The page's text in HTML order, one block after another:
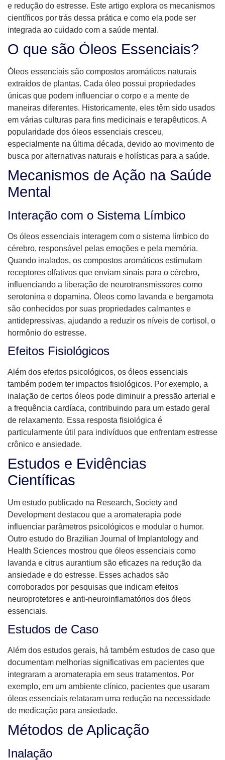
e redução do estresse. Este artigo explora os mecanismos
científicos por trás dessa prática e como ela pode ser
integrada ao cuidado com a saúde mental.
O que são Óleos Essenciais?
Óleos essenciais são compostos aromáticos naturais
extraídos de plantas. Cada óleo possui propriedades
únicas que podem influenciar o corpo e a mente de
maneiras diferentes. Historicamente, eles têm sido usados
em várias culturas para fins medicinais e terapêuticos. A
popularidade dos óleos essenciais cresceu,
especialmente na última década, devido ao movimento de
busca por alternativas naturais e holísticas para a saúde.
Mecanismos de Ação na Saúde
Mental
Interação com o Sistema Límbico
Os óleos essenciais interagem com o sistema límbico do
cérebro, responsável pelas emoções e pela memória.
Quando inalados, os compostos aromáticos estimulam
receptores olfativos que enviam sinais para o cérebro,
influenciando a liberação de neurotransmissores como
serotonina e dopamina. Óleos como lavanda e bergamota
são conhecidos por suas propriedades calmantes e
antidepressivas, ajudando a reduzir os níveis de cortisol, o
hormônio do estresse.
Efeitos Fisiológicos
Além dos efeitos psicológicos, os óleos essenciais
também podem ter impactos fisiológicos. Por exemplo, a
inalação de certos óleos pode diminuir a pressão arterial e
a frequência cardíaca, contribuindo para um estado geral
de relaxamento. Essa resposta fisiológica é
particularmente útil para indivíduos que enfrentam estresse
crônico e ansiedade.
Estudos e Evidências
Científicas
Um estudo publicado na Research, Society and
Development destacou que a aromaterapia pode
influenciar parâmetros psicológicos e modular o humor.
Outro estudo do Brazilian Journal of Implantology and
Health Sciences mostrou que óleos essenciais como
lavanda e citrus aurantium são eficazes na redução da
ansiedade e do estresse. Esses achados são
corroborados por pesquisas que indicam efeitos
neuroprotetores e anti-neuroinflamatórios dos óleos
essenciais.
Estudos de Caso
Além dos estudos gerais, há também estudos de caso que
documentam melhorias significativas em pacientes que
integraram a aromaterapia em seus tratamentos. Por
exemplo, em um ambiente clínico, pacientes que usaram
óleos essenciais relataram uma redução na necessidade
de medicação para ansiedade.
Métodos de Aplicação
Inalação